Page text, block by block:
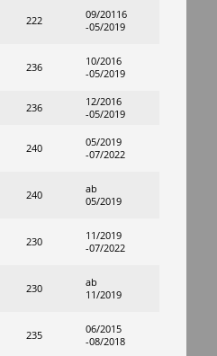
222
09/20116
-05/2019
236
10/2016
-05/2019
236
12/2016
-05/2019
240
05/2019
-07/2022
240
ab
05/2019
230
11/2019
-07/2022
230
ab
11/2019
235
06/2015
-08/2018